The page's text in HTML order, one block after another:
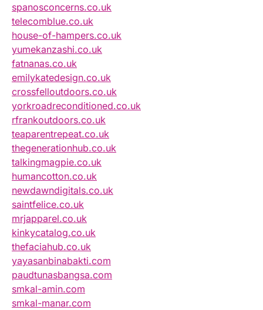
spanosconcerns.co.uk
telecomblue.co.uk
house-of-hampers.co.uk
yumekanzashi.co.uk
fatnanas.co.uk
emilykatedesign.co.uk
crossfelloutdoors.co.uk
yorkroadreconditioned.co.uk
rfrankoutdoors.co.uk
teaparentrepeat.co.uk
thegenerationhub.co.uk
talkingmagpie.co.uk
humancotton.co.uk
newdawndigitals.co.uk
saintfelice.co.uk
mrjapparel.co.uk
kinkycatalog.co.uk
thefaciahub.co.uk
yayasanbinabakti.com
paudtunasbangsa.com
smkal-amin.com
smkal-manar.com